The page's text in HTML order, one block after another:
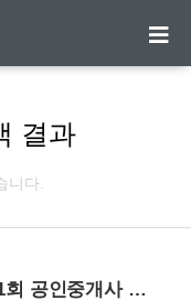
결과
니다.
제27회 공인중개사 합격생이 제31회 공인중개사 수험생에게 드리는 학습 방법 및 조언